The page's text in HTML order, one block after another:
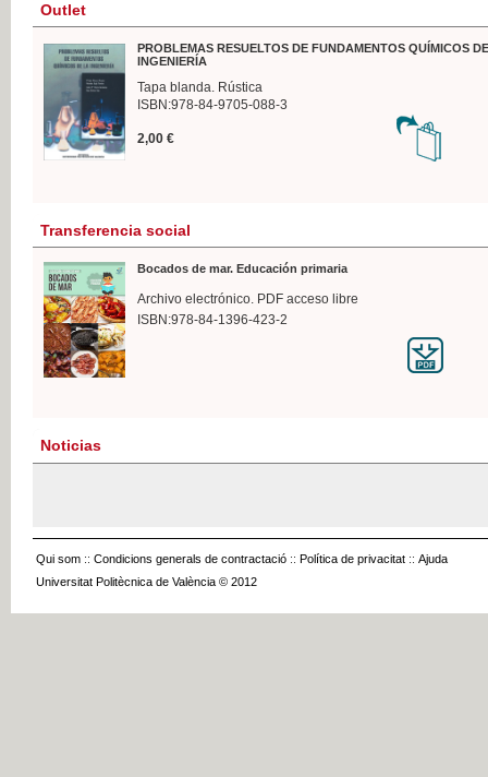
Outlet
PROBLEMAS RESUELTOS DE FUNDAMENTOS QUÍMICOS
INGENIERÍA
Tapa blanda. Rústica
ISBN:978-84-9705-088-3
2,00 €
Transferencia social
Bocados de mar. Educación primaria
Archivo electrónico. PDF acceso libre
ISBN:978-84-1396-423-2
Noticias
Qui som :: Condicions generals de contractació :: Política de privacitat :: Ajuda
Universitat Politècnica de València © 2012